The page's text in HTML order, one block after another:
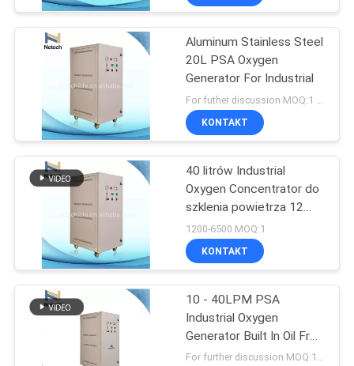
WYCIECZKA
FABRYCE
KONTROLA
JAKOŚCI
SKONTAKTUJ
NAMI
AKTUALNOŚCI
Generator Ozonu
Wody
93
Generator Ozonu
Przemysłowego
171
10
Aluminum Stainless Steel
20L PSA Oxygen
Generator For Industrial
KONTAKT
40 litrów Industrial
Oxygen Concentrator do
szklenia powietrza 12
miesięcy gwarancji
1200-6500 MOQ:1
KONTAKT
10 - 40LPM PSA
Industrial Oxygen
Generator Built In Oil Free
Air Compressor
For further discussion MOQ:1 set